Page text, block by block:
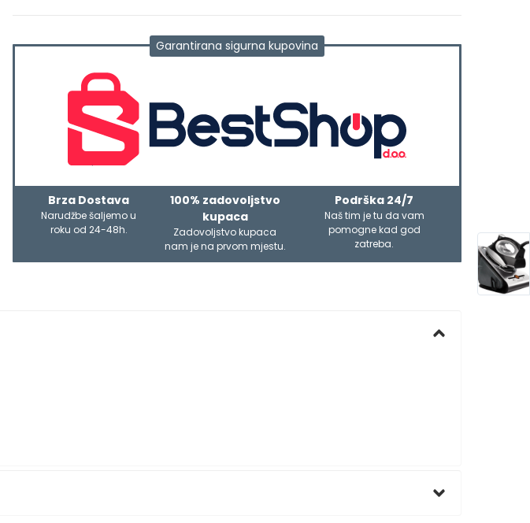
Garantirana sigurna kupovina
Brza Dostava
Narudžbe šaljemo u
roku od 24-48h.
100% zadovoljstvo
kupaca
Zadovoljstvo kupaca
nam je na prvom mjestu.
Podrška 24/7
Naš tim je tu da vam
pomogne kad god
zatreba.